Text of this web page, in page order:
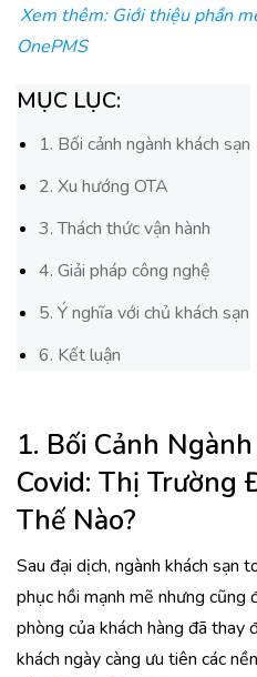
Xem thêm: Giới thiệu phần
OnePMS
MỤC LỤC:
1. Bối cảnh ngành khách sạn
2. Xu hướng OTA
3. Thách thức vận hành
4. Giải pháp công nghệ
5. Ý nghĩa với chủ khách sạn
6. Kết luận
1. Bối Cảnh
Covid: Thị Trường
Thế Nào?
Sau đại dịch, ngành khách sạn
phục hồi mạnh mẽ nhưng cũng
phòng của khách hàng đã thay
khách ngày càng ưu tiên các